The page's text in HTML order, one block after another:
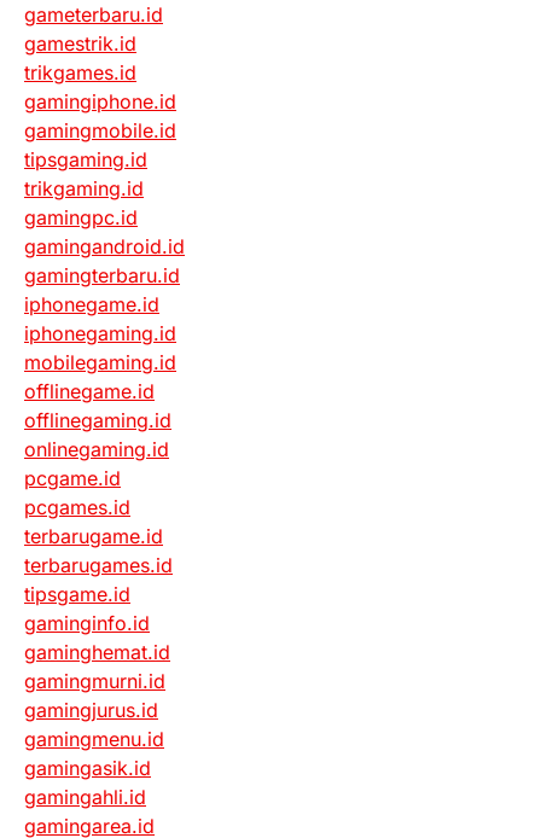
gameterbaru.id
gamestrik.id
trikgames.id
gamingiphone.id
gamingmobile.id
tipsgaming.id
trikgaming.id
gamingpc.id
gamingandroid.id
gamingterbaru.id
iphonegame.id
iphonegaming.id
mobilegaming.id
offlinegame.id
offlinegaming.id
onlinegaming.id
pcgame.id
pcgames.id
terbarugame.id
terbarugames.id
tipsgame.id
gaminginfo.id
gaminghemat.id
gamingmurni.id
gamingjurus.id
gamingmenu.id
gamingasik.id
gamingahli.id
gamingarea.id